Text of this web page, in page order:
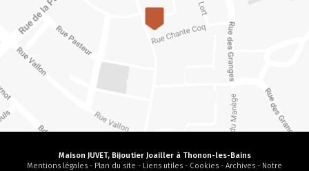
Maison JUVET, Bijoutier Joailler à Thonon-les-Bains
Mentions légales - Plan du site - Liens utiles - Cookies - Archives - Notre